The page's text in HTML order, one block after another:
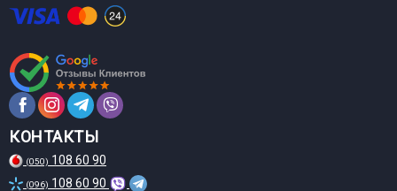
КОНТАКТЫ
(050) 108 60 90
(096) 108 60 90